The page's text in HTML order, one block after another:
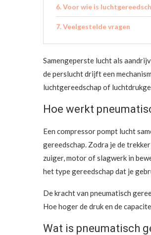
Voor wie is
Veelgestelde vragen
Samengeperste lucht als
de perslucht drijft een
luchtgereedschap of
Hoe werkt
Een compressor pompt lucht
gereedschap. Zodra je de
zuiger, motor of slagwerk in
het type gereedschap dat je
De kracht van pneumatisch
Hoe hoger de druk en de
Wat is pneumatisch